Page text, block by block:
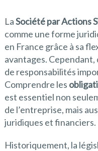
LaSociété par Actions
comme une forme
en France grâce à sa
avantages. Cependant,
de responsabilités
Comprendre les
est essentiel non
de l’entreprise, mais
juridiques et financiers.
Historiquement, la